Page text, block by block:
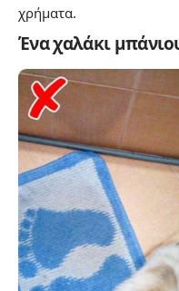
χρήματα.
Ένα χαλάκι